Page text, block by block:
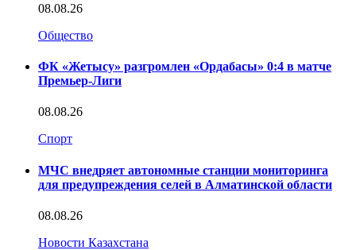
08.08.26
Общество
ФК «Жетысу» разгромлен «Ордабасы» 0:4 в матче
Премьер-Лиги
08.08.26
Спорт
МЧС внедряет автономные станции мониторинга
для предупреждения селей в Алматинской области
08.08.26
Новости Казахстана